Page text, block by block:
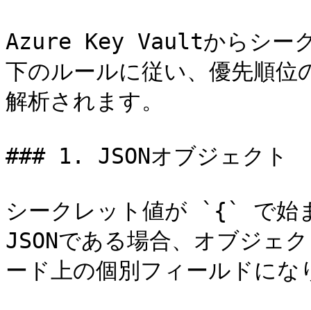
Azure Key Vaultからシーク
下のルールに従い、優先順位
解析されます。
### 1. JSONオブジェクト
シークレット値が `{` で始
JSONである場合、オブジェ
ード上の個別フィールドにな